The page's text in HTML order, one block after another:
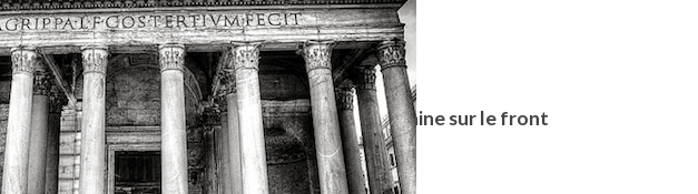
Les plus lus
Que se passe-t-il en Chine sur le front
de la décarbonation ?
07/10/2025